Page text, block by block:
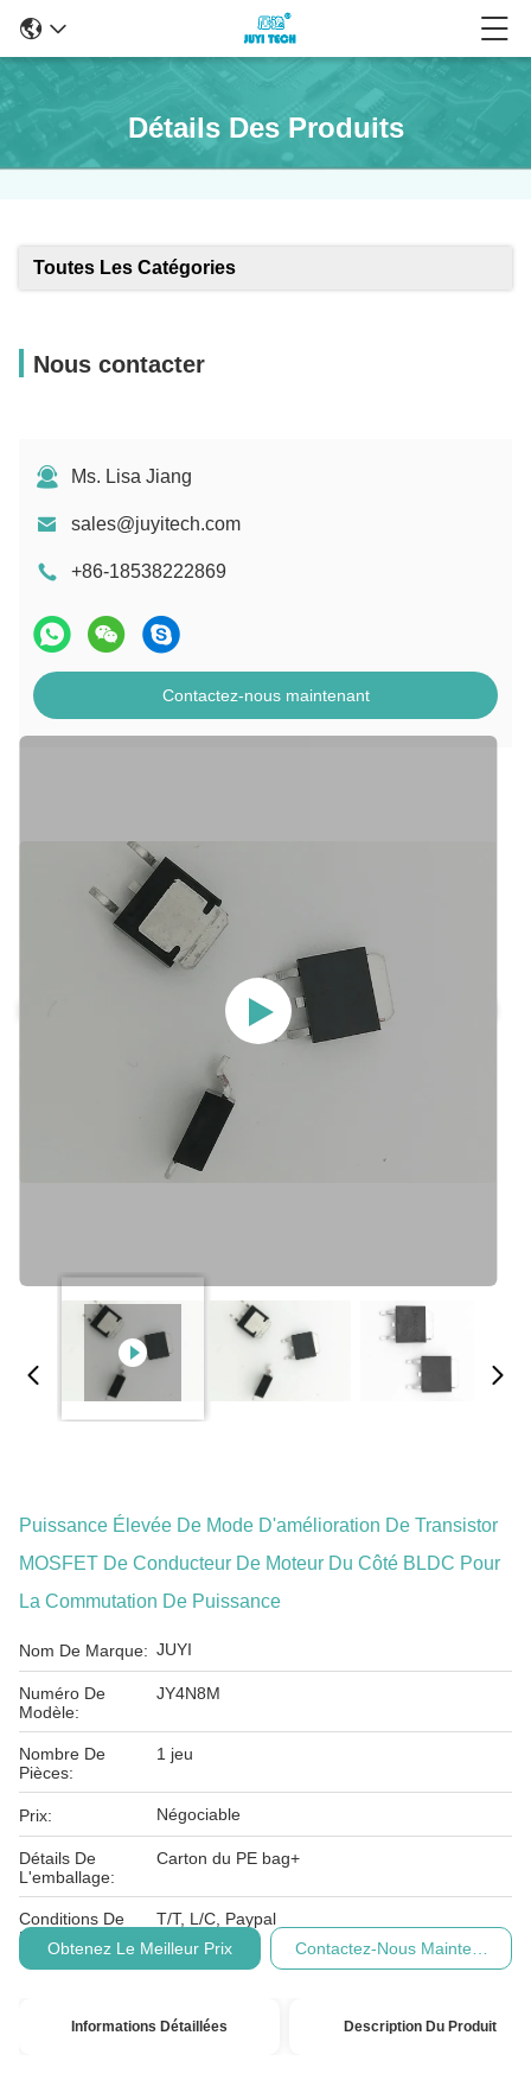
Détails Des Produits
Toutes Les Catégories
Nous contacter
Ms. Lisa Jiang
sales@juyitech.com
+86-18538222869
Contactez-nous maintenant
Puissance Élevée De Mode D'amélioration De Transistor
MOSFET De Conducteur De Moteur Du Côté BLDC Pour
La Commutation De Puissance
Nom De Marque: JUYI
Numéro De
Modèle:
JY4N8M
Nombre De
Pièces:
1 jeu
Prix: Négociable
Détails De
L'emballage:
Carton du PE bag+
Conditions De
Paiement:
T/T, L/C, Paypal
Obtenez Le Meilleur Prix
Contactez-Nous Maintenant
Informations Détaillées Description Du Produit